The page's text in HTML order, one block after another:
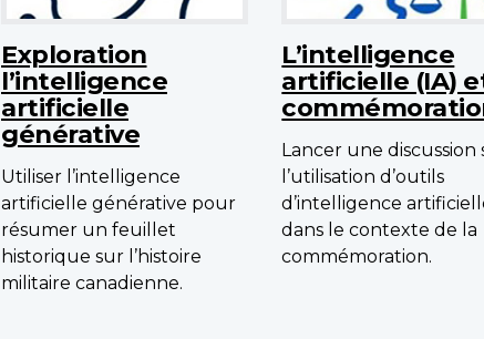
Exploration
l’intelligence
artificielle
générative
Utiliser l’intelligence
artificielle générative pour
résumer un feuillet
historique sur l’histoire
militaire canadienne.
L’intelligence
artificielle (IA)
Lancer une discussion
l’utilisation d’outils
d’intelligence
dans le contexte de la
commémoration.